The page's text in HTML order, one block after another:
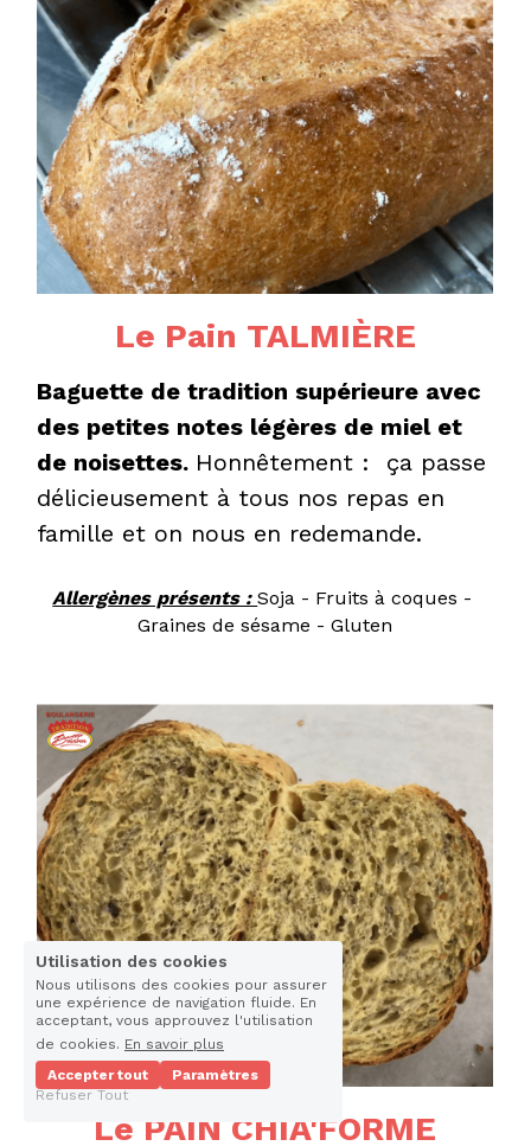
Le Pain TALMIÈRE
Baguette de tradition supérieure avec
des petites notes légères de miel et
de noisettes. Honnêtement :  ça passe
délicieusement à tous nos repas en
famille et on nous en redemande.
Allergènes présents : Soja - Fruits à coques -
Graines de sésame - Gluten
Le PAIN CHIA'FORME
Utilisation des cookies
Nous utilisons des cookies pour assurer
une expérience de navigation fluide. En
acceptant, vous approuvez l'utilisation
de cookies. En savoir plus
Accepter tout
Paramètres
Refuser Tout